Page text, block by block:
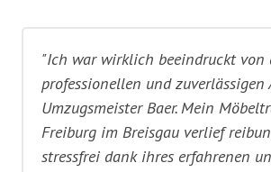
"Ich war wirklich beeindruckt von
professionellen und zuverlässigen
Umzugsmeister Baer. Mein
Freiburg im Breisgau verlief
stressfrei dank ihres erfahrenen